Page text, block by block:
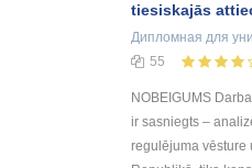
tiesiskajās
Дипломная для
55
NOBEIGUMS
ir sasniegts –
regulējuma vēsture